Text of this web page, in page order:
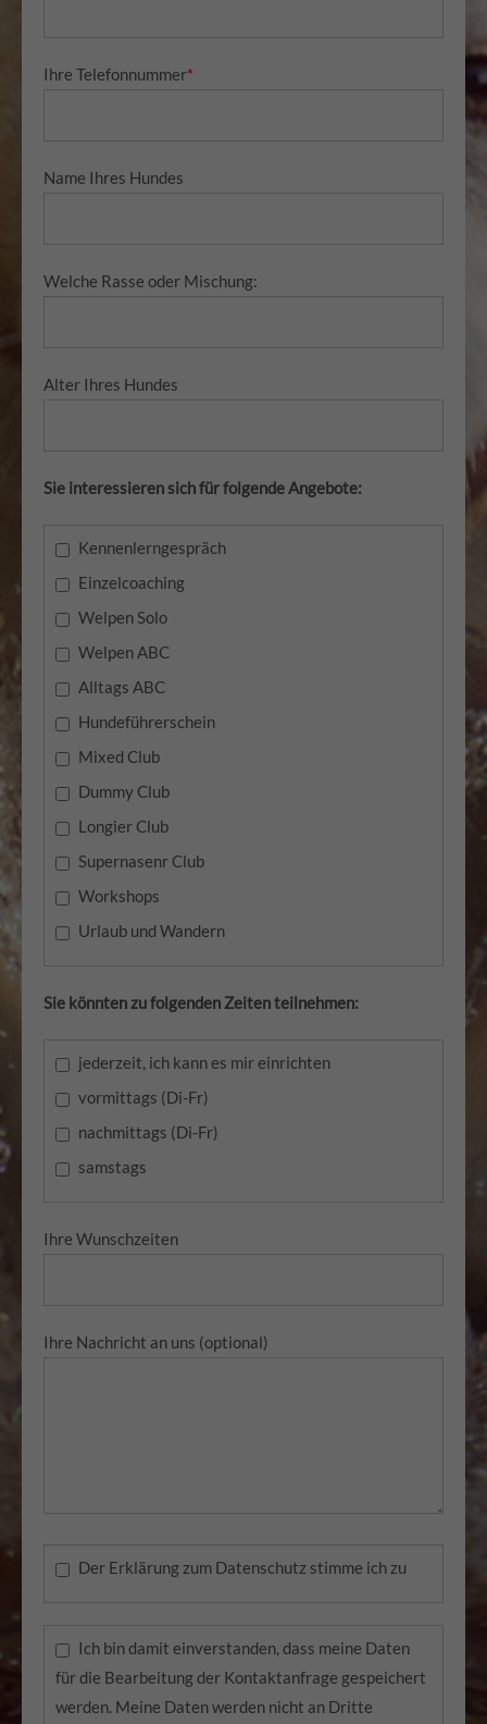
Ihre Telefonnummer*
Name Ihres Hundes
Welche Rasse oder Mischung:
Alter Ihres Hundes
Sie interessieren sich für folgende Angebote:
Kennenlerngespräch
Einzelcoaching
Welpen Solo
Welpen ABC
Alltags ABC
Hundeführerschein
Mixed Club
Dummy Club
Longier Club
Supernasenr Club
Workshops
Urlaub und Wandern
Sie könnten zu folgenden Zeiten teilnehmen:
jederzeit, ich kann es mir einrichten
vormittags (Di-Fr)
nachmittags (Di-Fr)
samstags
Ihre Wunschzeiten
Ihre Nachricht an uns (optional)
Der Erklärung zum Datenschutz stimme ich zu
Ich bin damit einverstanden, dass meine Daten
für die Bearbeitung der Kontaktanfrage gespeichert
werden. Meine Daten werden nicht an Dritte